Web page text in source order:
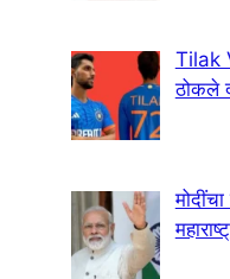
Tilak
ठोकले